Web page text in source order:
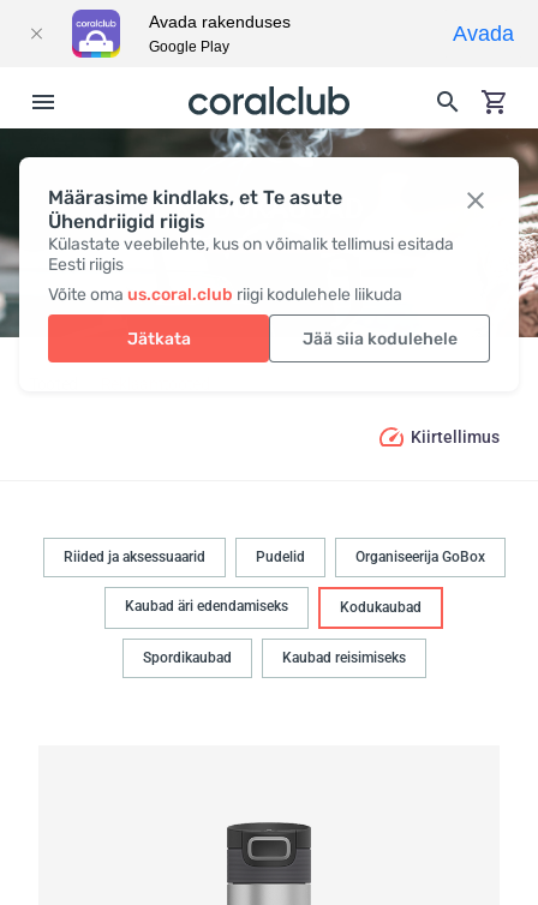
Määrasime kindlaks, et Te asute
Ühendriigid riigis
Külastate veebilehte, kus on võimalik tellimusi esitada
Eesti riigis
Võite oma us.coral.club riigi kodulehele liikuda
Jätkata Jää siia kodulehele
KODUKAUBAD
Kiirtellimus
Riided ja aksessuaarid Pudelid Organiseerija GoBox
Kaubad äri edendamiseks Kodukaubad
Spordikaubad Kaubad reisimiseks
Avada rakenduses
Google Play
Avada